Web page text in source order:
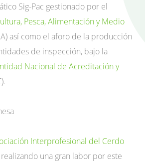
Sig-Pac gestionado por el
Pesca, Alimentación y Medio
así como el aforo de la producción
de inspección, bajo la
Nacional de Acreditación y
Interprofesional del Cerdo
realizando una gran labor por este